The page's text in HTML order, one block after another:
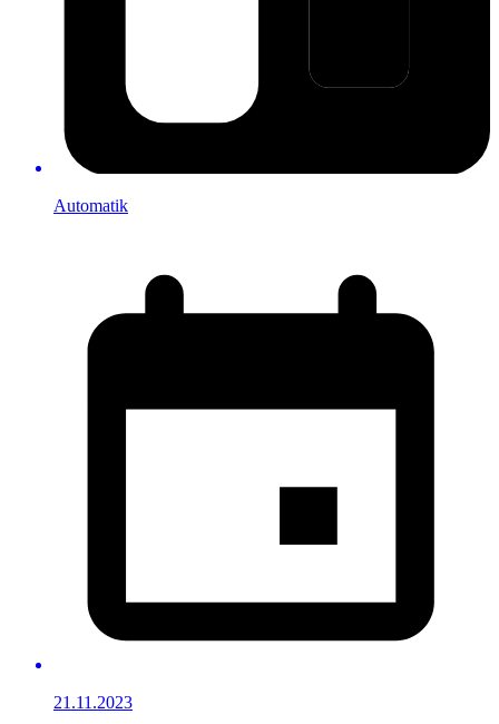
Automatik
21.11.2023